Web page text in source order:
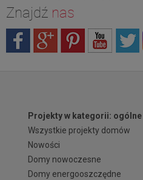
Znajdź nas
Projekty w kategorii: ogólne
Wszystkie projekty domów
Nowości
Domy nowoczesne
Domy energooszczędne